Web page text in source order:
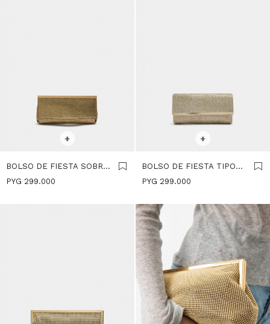
+
BOLSO DE FIESTA SOBRE
EFECTO RAFIA - DORADO
PYG 299.000
+
BOLSO DE FIESTA TIPO
SOBRE - DORADO
PYG 299.000